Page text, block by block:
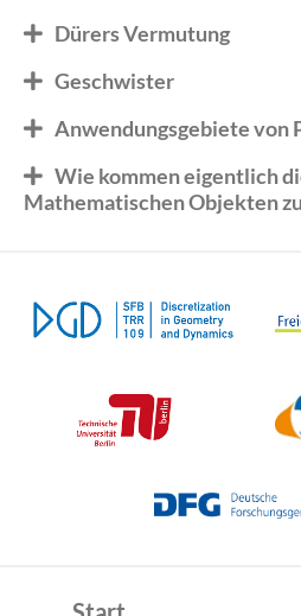
Dürers Vermutung
Geschwister
Anwendungsgebiete von
Wie kommen eigentlich
Mathematischen Objekten